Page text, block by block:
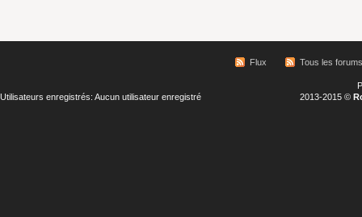
Flux Tous les forums
Utilisateurs enregistrés: Aucun utilisateur enregistré
2013-2015 ©